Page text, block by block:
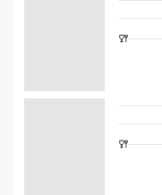
Сетевые отели Турции
Сетевые отели ОАЭ
Сетевые отели